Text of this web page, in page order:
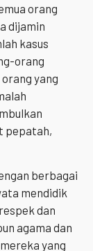
orang
dijamin
kasus
orang
yang
pepatah,
berbagai
mendidik
dan
agama dan
yang